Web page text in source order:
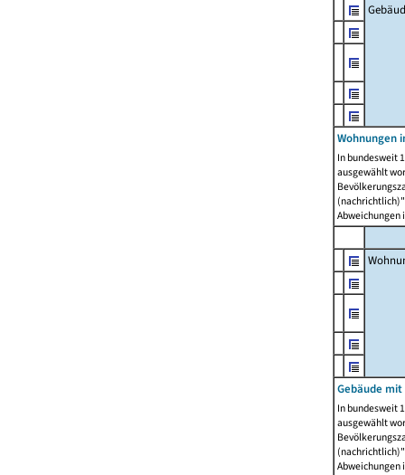
Wohnungen
In bundesweit
ausgewählt
Abweichungen
Gebäude
In bundesweit
ausgewählt
Abweichungen